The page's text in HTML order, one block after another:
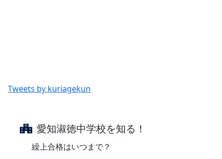
Tweets by kuriagekun
愛知淑徳中学校を知る！
繰上合格はいつまで？